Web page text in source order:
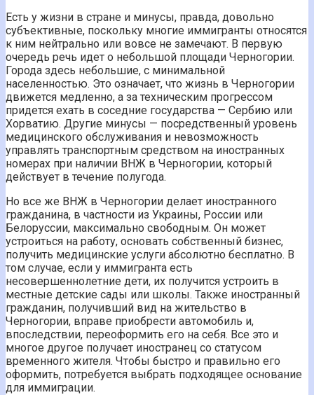
Есть у жизни в стране и минусы, правда, довольно
субъективные, поскольку многие иммигранты относятся
к ним нейтрально или вовсе не замечают. В первую
очередь речь идет о небольшой площади Черногории.
Города здесь небольшие, с минимальной
населенностью. Это означает, что жизнь в Черногории
движется медленно, а за техническим прогрессом
придется ехать в соседние государства — Сербию или
Хорватию. Другие минусы — посредственный уровень
медицинского обслуживания и невозможность
управлять транспортным средством на иностранных
номерах при наличии ВНЖ в Черногории, который
действует в течение полугода.
Но все же ВНЖ в Черногории делает иностранного
гражданина, в частности из Украины, России или
Белоруссии, максимально свободным. Он может
устроиться на работу, основать собственный бизнес,
получить медицинские услуги абсолютно бесплатно. В
том случае, если у иммигранта есть
несовершеннолетние дети, их получится устроить в
местные детские сады или школы. Также иностранный
гражданин, получивший вид на жительство в
Черногории, вправе приобрести автомобиль и,
впоследствии, переоформить его на себя. Все это и
многое другое получает иностранец со статусом
временного жителя. Чтобы быстро и правильно его
оформить, потребуется выбрать подходящее основание
для иммиграции.